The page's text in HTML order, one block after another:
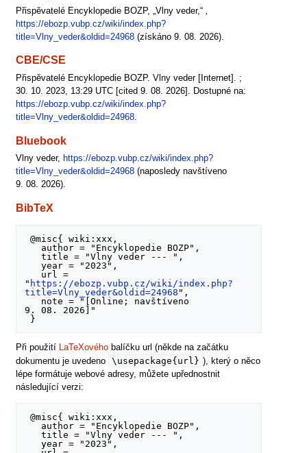
Přispěvatelé Encyklopedie BOZP, „Vlny veder,“ ,
https://ebozp.vubp.cz/wiki/index.php?
title=Vlny_veder&oldid=24968(získáno 9. 08. 2026).
CBE/CSE
Přispěvatelé Encyklopedie BOZP. Vlny veder [Internet]. ;
30. 10. 2023, 13:29 UTC [cited 9. 08. 2026]. Dostupné na:
https://ebozp.vubp.cz/wiki/index.php?
title=Vlny_veder&oldid=24968.
Bluebook
Vlny veder, https://ebozp.vubp.cz/wiki/index.php?
title=Vlny_veder&oldid=24968(naposledy navštíveno
9. 08. 2026).
BibTeX
@misc{ wiki:xxx,
   title = "Vlny veder --- ",
   year = "2023",
" https://ebozp.vubp.cz/wiki/index.php?
title=Vlny_veder&oldid=24968 ",
9. 08. 2026]"
Při použití LaTeXovéhobalíčku url (někde na začátku
dokumentu je uvedeno
\usepackage{url} ), který o něco
lépe formátuje webové adresy, můžete upřednostnit
následující verzi:
@misc{ wiki:xxx,
   title = "Vlny veder --- ",
   year = "2023",